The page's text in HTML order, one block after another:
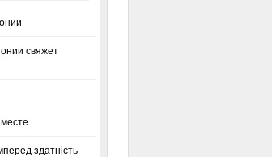
свяжет
здатність